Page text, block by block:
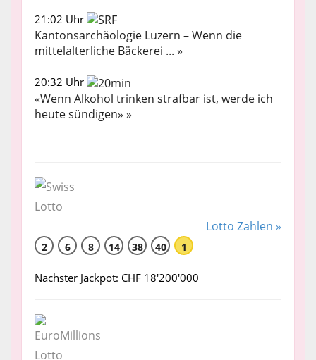
21:02 Uhr
Kantonsarchäologie Luzern – Wenn die
mittelalterliche Bäckerei ... »
20:32 Uhr
«Wenn Alkohol trinken strafbar ist, werde ich
heute sündigen» »
Lotto Zahlen »
2 6 8 14 38 40 1
Nächster Jackpot: CHF 18'200'000